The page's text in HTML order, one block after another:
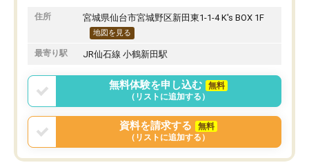
住所 宮城県仙台市宮城野区新田東1-1-4 K's BOX 1F
地図を見る
最寄り駅 JR仙石線 小鶴新田駅
無料体験を申し込む
無料
（リストに追加する）
資料を請求する
無料
（リストに追加する）